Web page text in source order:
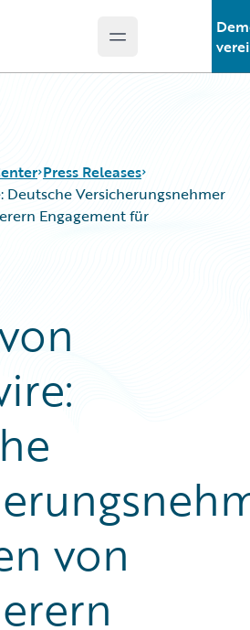
Open main menu
Press Releases
Deutsche Versicherungsnehmer
Engagement für
von